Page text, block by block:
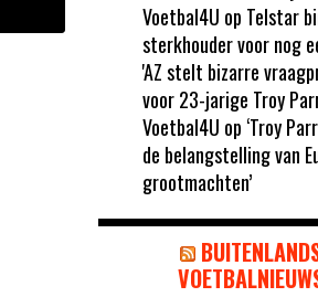
Voetbal4U op Telstar
sterkhouder voor nog
'AZ stelt bizarre
voor 23-jarige Troy
Voetbal4U op ‘Troy
de belangstelling van
grootmachten’